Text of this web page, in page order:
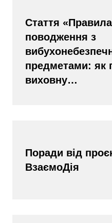
Стаття «Правила
поводження з
предметами: як
виховну…
Поради від
ВзаємоДія